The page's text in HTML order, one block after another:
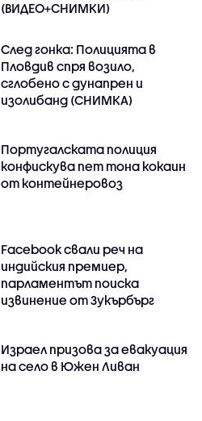
(ВИДЕО+СНИМКИ)
След гонка: Полицията в
Пловдив спря возило,
сглобено с дунапрен и
изолибанд (СНИМКА)
Португалската полиция
конфискува пет тона кокаин
от контейнеровоз
Facebook свали реч на
индийския премиер,
парламентът поиска
извинение от Зукърбърг
Израел призова за евакуация
на село в Южен Ливан